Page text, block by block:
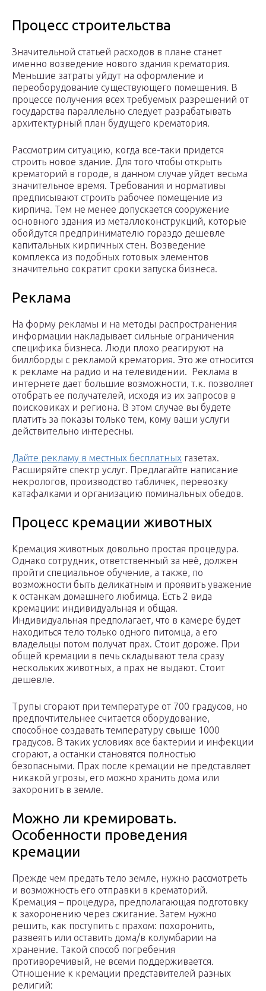
Процесс строительства
Значительной статьей расходов в плане станет
именно возведение нового здания крематория.
Меньшие затраты уйдут на оформление и
переоборудование существующего помещения. В
процессе получения всех требуемых разрешений от
государства параллельно следует разрабатывать
архитектурный план будущего крематория.
Рассмотрим ситуацию, когда все-таки придется
строить новое здание. Для того чтобы открыть
крематорий в городе, в данном случае уйдет весьма
значительное время. Требования и нормативы
предписывают строить рабочее помещение из
кирпича. Тем не менее допускается сооружение
основного здания из металлоконструкций, которые
обойдутся предпринимателю гораздо дешевле
капитальных кирпичных стен. Возведение
комплекса из подобных готовых элементов
значительно сократит сроки запуска бизнеса.
Реклама
На форму рекламы и на методы распространения
информации накладывает сильные ограничения
специфика бизнеса. Люди плохо реагируют на
биллборды с рекламой крематория. Это же относится
к рекламе на радио и на телевидении. Реклама в
интернете дает большие возможности, т.к. позволяет
отобрать ее получателей, исходя из их запросов в
поисковиках и региона. В этом случае вы будете
платить за показы только тем, кому ваши услуги
действительно интересны.
Дайте рекламу в местных бесплатных газетах.
Расширяйте спектр услуг. Предлагайте написание
некрологов, производство табличек, перевозку
катафалками и организацию поминальных обедов.
Процесс кремации животных
Кремация животных довольно простая процедура.
Однако сотрудник, ответственный за неё, должен
пройти специальное обучение, а также, по
возможности быть деликатным и проявить уважение
к останкам домашнего любимца. Есть 2 вида
кремации: индивидуальная и общая.
Индивидуальная предполагает, что в камере будет
находиться тело только одного питомца, а его
владельцы потом получат прах. Стоит дороже. При
общей кремации в печь складывают тела сразу
нескольких животных, а прах не выдают. Стоит
дешевле.
Трупы сгорают при температуре от 700 градусов, но
предпочтительнее считается оборудование,
способное создавать температуру свыше 1000
градусов. В таких условиях все бактерии и инфекции
сгорают, а останки становятся полностью
безопасными. Прах после кремации не представляет
никакой угрозы, его можно хранить дома или
захоронить в земле.
Можно ли кремировать.
Особенности проведения
кремации
Прежде чем предать тело земле, нужно рассмотреть
и возможность его отправки в крематорий.
Кремация – процедура, предполагающая подготовку
к захоронению через сжигание. Затем нужно
решить, как поступить с прахом: похоронить,
развеять или оставить дома/в колумбарии на
хранение. Такой способ погребения
противоречивый, не всеми поддерживается.
Отношение к кремации представителей разных
религий: